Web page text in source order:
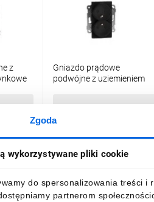
Zgoda
wykorzystywane pliki cookie
do spersonalizowania treści
partnerom
z
Gniazdo prądowe
podwójne z uziemieniem
22,36 złbrutto